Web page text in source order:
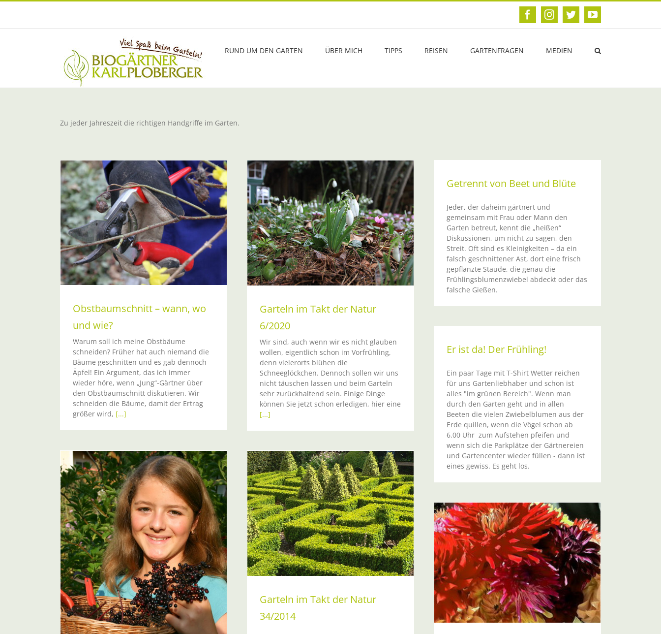
Zum
FacebookInstagram
TwitterYouTube
RUND UM DEN GARTEN ÜBER MICH TIPPS REISEN GARTENFRAGEN MEDIEN
Zu jeder Jahreszeit die richtigen Handgriffe im Garten.
Obstbaumschnitt – wann, wo
und wie?
Warum soll ich meine Obstbäume
schneiden? Früher hat auch niemand die
Bäume geschnitten und es gab dennoch
Äpfel! Ein Argument, das ich immer
wieder höre, wenn „Jung“-Gärtner über
den Obstbaumschnitt diskutieren. Wir
schneiden die Bäume, damit der Ertrag
größer wird, [...]
Garteln im Takt der Natur 6/2020
Gartenkalender
Garteln im Takt der Natur
6/2020
Wir sind, auch wenn wir es nicht glauben
wollen, eigentlich schon im Vorfrühling,
denn vielerorts blühen die
Schneeglöckchen. Dennoch sollen wir uns
nicht täuschen lassen und beim Garteln
sehr zurückhaltend sein. Einige Dinge
können Sie jetzt schon erledigen, hier eine
[...]
Getrennt von Beet und Blüte
Jeder, der daheim gärtnert und
gemeinsam mit Frau oder Mann den
Garten betreut, kennt die „heißen“
Diskussionen, um nicht zu sagen, den
Streit. Oft sind es Kleinigkeiten – da ein
falsch geschnittener Ast, dort eine frisch
gepflanzte Staude, die genau die
Frühlingsblumenzwiebel abdeckt oder das
falsche Gießen.
Er ist da! Der Frühling!
Ein paar Tage mit T-Shirt Wetter reichen
für uns Gartenliebhaber und schon ist
alles "im grünen Bereich". Wenn man
durch den Garten geht und in allen
Beeten die vielen Zwiebelblumen aus der
Erde quillen, wenn die Vögel schon ab
6.00 Uhr zum Aufstehen pfeifen und
wenn sich die Parkplätze der Gärtnereien
und Gartencenter wieder füllen - dann ist
eines gewiss. Es geht los.
Garteln im Takt der Natur 34/2014
Sommer
Garteln im Takt der Natur
34/2014
Garteln im Takt der Natur 33/2014